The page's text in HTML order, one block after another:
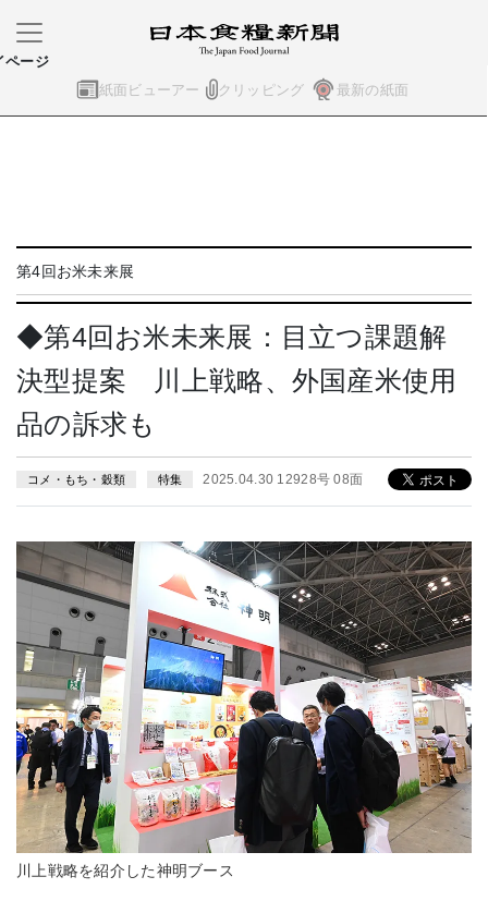
紙面ビューアー クリッピング 最新の紙面
ページ
第4回お米未来展
◆第4回お米未来展：目立つ課題解
決型提案 川上戦略、外国産米使用
品の訴求も
コメ・もち・穀類 特集 2025.04.30 12928号 08面
川上戦略を紹介した神明ブース